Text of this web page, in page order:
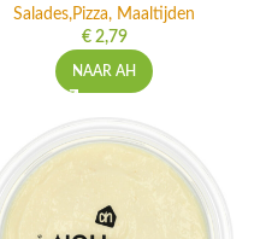
Salades,Pizza, Maaltijden
€2,79
NAAR AH